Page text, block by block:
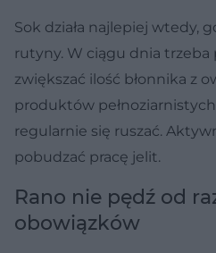
Sok działa najlepiej wtedy,
rutyny. W ciągu dnia
zwiększać ilość błonnika z
produktów
regularnie się ruszać.
pobudzać pracę jelit.
Rano nie pędź od
obowiązków